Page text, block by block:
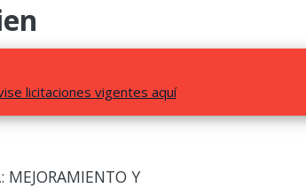
licitaciones vigentes aquí
MEJORAMIENTO Y